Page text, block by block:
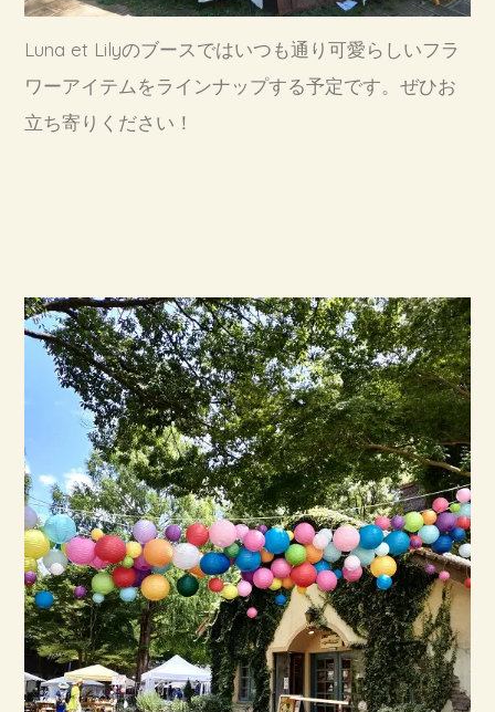
Luna et Lilyのブースではいつも通り可愛らしいフラ
ワーアイテムをラインナップする予定です。ぜひお
立ち寄りください！